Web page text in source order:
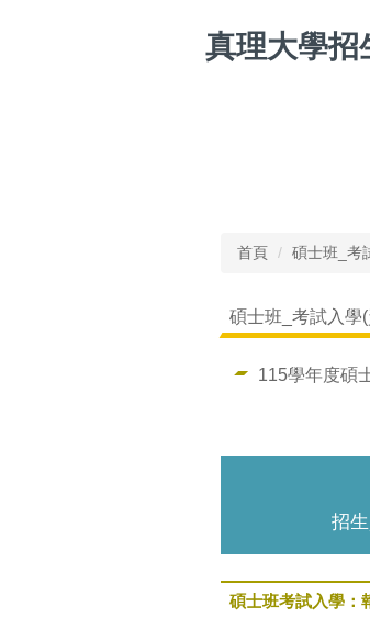
真理大學招
首頁 碩士班_考
碩士班_考試入學
115學年度碩
招
碩士班考試入學：